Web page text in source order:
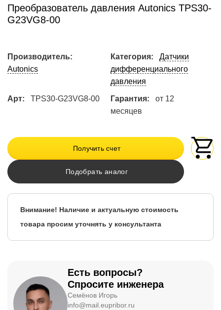
Преобразователь давления Autonics TPS30-
G23VG8-00
Производитель:
Autonics
Категория:
Датчики
дифференциального
давления
Арт: TPS30-G23VG8-00 Гарантия:
от 12
месяцев
Получить счет
Подобрать аналог
Внимание! Наличие и актуальную стоимость
товара просим уточнять у консультанта
Есть вопросы?
Спросите инженера
Семёнов Игорь
info@mail.eupribor.ru